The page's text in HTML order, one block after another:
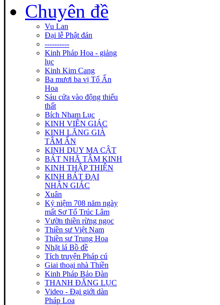
Chuyên đề
Vu Lan
Đại lễ Phật đản
----------
Kinh Pháp Hoa - giảng
lục
Kinh Kim Cang
Ba mươi ba vị Tổ Ấn
Hoa
Sáu cửa vào động thiếu
thất
Bích Nham Lục
KINH VIÊN GIÁC
KINH LĂNG GIÀ
TÂM ẤN
KINH DUY MA CẬT
BÁT NHÃ TÂM KINH
KINH THẬP THIỆN
KINH BÁT ĐẠI
NHÂN GIÁC
Xuân
Kỷ niệm 708 năm ngày
mất Sơ Tổ Trúc Lâm
Vườn thiền rừng ngọc
Thiền sư Việt Nam
Thiền sư Trung Hoa
Nhặt lá Bồ đề
Tích truyện Pháp cú
Giai thoại nhà Thiền
Kinh Pháp Bảo Đàn
THANH ĐĂNG LỤC
Video - Đại giới dàn
Pháp Loa